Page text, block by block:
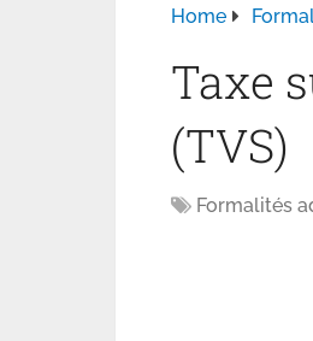
Home
Taxe
(TVS)
Formalités